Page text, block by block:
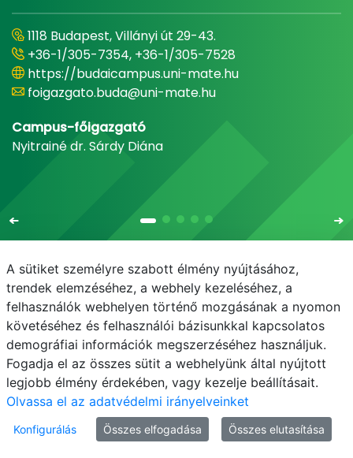
1118 Budapest, Villányi út 29-43.
+36-1/305-7354, +36-1/305-7528
https://budaicampus.uni-mate.hu
foigazgato.buda@uni-mate.hu
Campus-főigazgató
Nyitrainé dr. Sárdy Diána
E-mail Telefonkönyv NEPTUN
E-learning
Adatvédelem
© MATE 2021
A sütiket személyre szabott élmény nyújtásához,
trendek elemzéséhez, a webhely kezeléséhez, a
felhasználók webhelyen történő mozgásának a nyomon
követéséhez és felhasználói bázisunkkal kapcsolatos
demográfiai információk megszerzéséhez használjuk.
Fogadja el az összes sütit a webhelyünk által nyújtott
legjobb élmény érdekében, vagy kezelje beállításait.
Olvassa el az adatvédelmi irányelveinket
Konfigurálás Összes elfogadása Összes elutasítása